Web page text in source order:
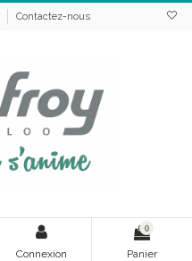
Contactez-nous
Connexion
0
Panier